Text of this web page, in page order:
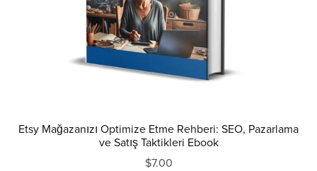
Etsy Mağazanızı Optimize Etme Rehberi: SEO, Pazarlama
ve Satış Taktikleri Ebook
$7.00